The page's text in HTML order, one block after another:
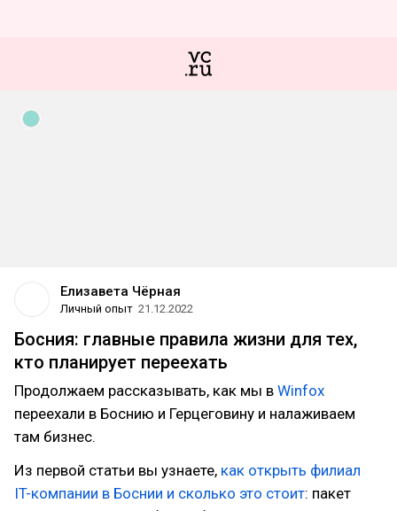
Елизавета Чёрная
Личный опыт 21.12.2022
Босния: главные правила жизни для тех,
кто планирует переехать
Продолжаем рассказывать, как мы в Winfox
переехали в Боснию и Герцеговину и налаживаем
там бизнес.
Из первой статьи вы узнаете, как открыть филиал
IT-компании в Боснии и сколько это стоит: пакет